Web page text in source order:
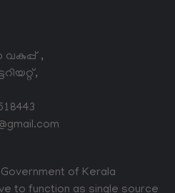
,
of Kerala